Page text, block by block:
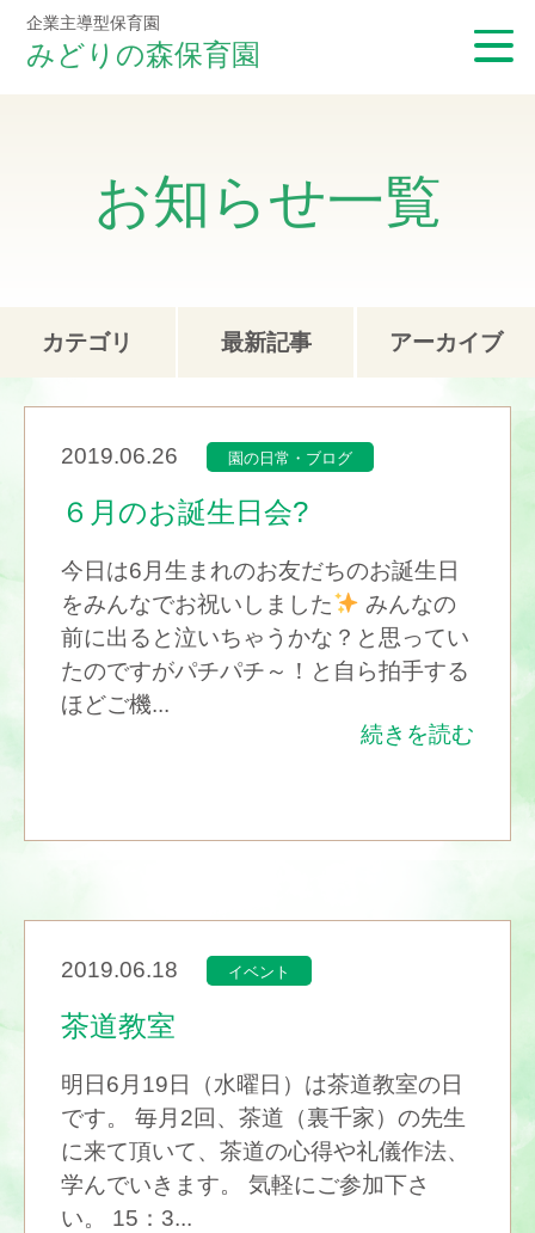
企業主導型保育園
みどりの森保育園
お知らせ一覧
カテゴリ 最新記事 アーカイブ
2019.06.26 園の日常・ブログ
６月のお誕生日会?
今日は6月生まれのお友だちのお誕生日
をみんなでお祝いしました
みんなの
前に出ると泣いちゃうかな？と思ってい
たのですがパチパチ～！と自ら拍手する
ほどご機...
続きを読む
2019.06.18 イベント
茶道教室
明日6月19日（水曜日）は茶道教室の日
です。 毎月2回、茶道（裏千家）の先生
に来て頂いて、茶道の心得や礼儀作法、
学んでいきます。 気軽にご参加下さ
い。 15：3...